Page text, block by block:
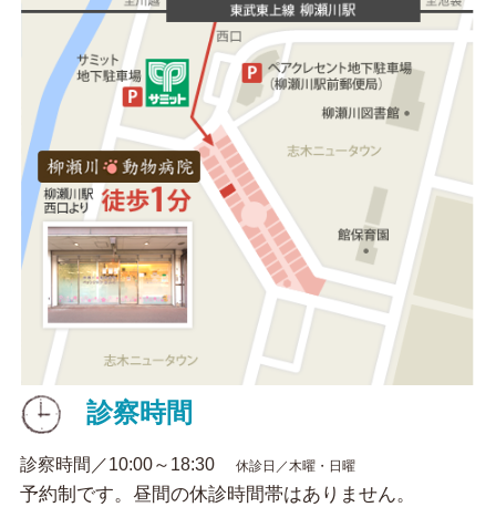
診察時間
診察時間／10:00～18:30 休診日／木曜・日曜
予約制です。昼間の休診時間帯はありません。